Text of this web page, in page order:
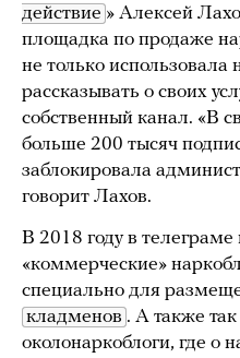
действие » Алексей
площадка по продаже
не только использовала
рассказывать о своих
собственный канал. «В
больше 200 тысяч
заблокировала
говорит Лахов.
В 2018 году в телеграме
«коммерческие»
специально для
кладменов . А также
околонаркоблоги, где о